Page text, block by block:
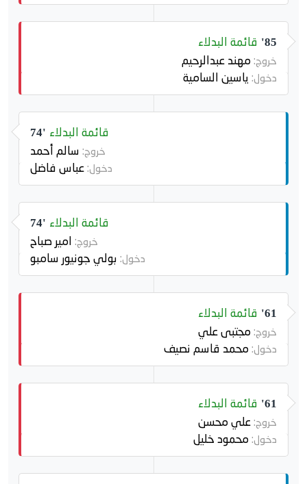
85' قائمة البدلاء
خروج: مهند عبدالرحيم
دخول: ياسين السامية
74' قائمة البدلاء
خروج: سالم أحمد
دخول:عباس فاضل
74' قائمة البدلاء
خروج: امير صباح
دخول: بولي جونيور سامبو
61' قائمة البدلاء
خروج: مجتبى علي
دخول: محمد قاسم نصيف
61' قائمة البدلاء
خروج:علي محسن
دخول: محمود خليل